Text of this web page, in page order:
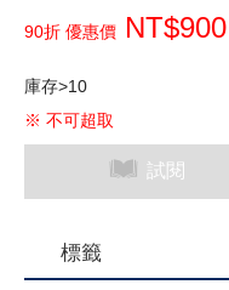
90折 優惠價
庫存>10
※ 不可超取
試閱
標籤